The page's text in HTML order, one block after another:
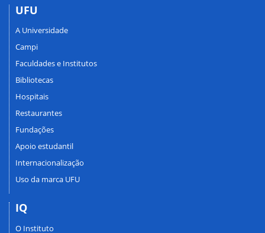
UFU
A Universidade
Campi
Faculdades e Institutos
Bibliotecas
Hospitais
Restaurantes
Fundações
Apoio estudantil
Internacionalização
Uso da marca UFU
IQ
O Instituto